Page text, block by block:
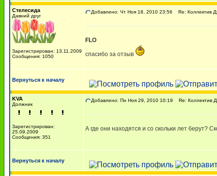
Стелесида
Давний друг
Зарегистрирован: 13.11.2009
Сообщения: 1050
Добавлено: Чт Ноя 18, 2010 23:56 Re: Коллектив
FLO
спасибо за отзыв
Вернуться к началу
KVA
Должник
Зарегистрирован:
25.09.2009
Сообщения: 351
Добавлено: Пн Ноя 29, 2010 10:19 Re: Коллектив
А где они находятся и со скольки лет берут?
Вернуться к началу